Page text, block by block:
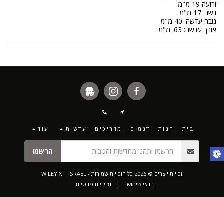
זרועה 19 מ"מ
גשר: 17 מ"מ
גובה עדשה: 40 מ"מ
אורך עדשה: 63 .מ"מ
בית חנות דגמים מדריכים עדשות עוד
הרשמו
זכויות יוצרים © 2026 כל הזכויות שמורות -
WILEY X | ISRAEL
תנאי שימוש | מדיניות פרטיות